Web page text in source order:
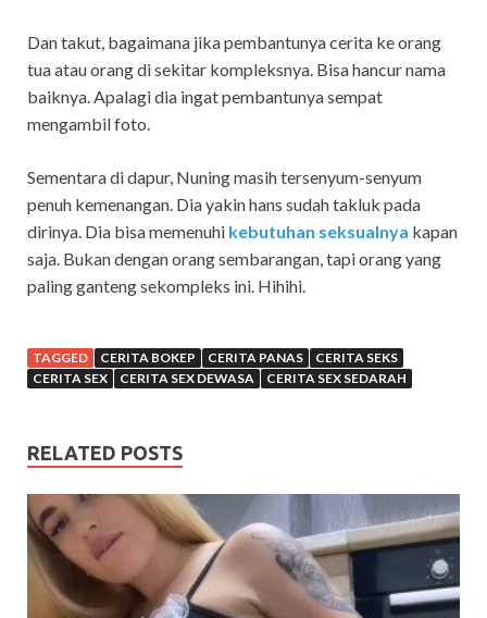
Dan takut, bagaimana jika pembantunya cerita ke orang
tua atau orang di sekitar kompleksnya. Bisa hancur nama
baiknya. Apalagi dia ingat pembantunya sempat
mengambil foto.
Sementara di dapur, Nuning masih tersenyum-senyum
penuh kemenangan. Dia yakin hans sudah takluk pada
dirinya. Dia bisa memenuhi kebutuhan seksualnya kapan
saja. Bukan dengan orang sembarangan, tapi orang yang
paling ganteng sekompleks ini. Hihihi.
TAGGED CERITA BOKEP CERITA PANAS
CERITA SEKS
CERITA SEX
CERITA SEX DEWASA CERITA SEX SEDARAH
RELATED POSTS